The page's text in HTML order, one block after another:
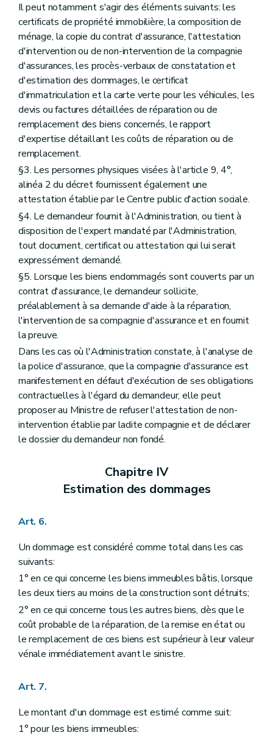
Il peut notamment s'agir des éléments suivants: les
certificats de propriété immobilière, la composition de
ménage, la copie du contrat d'assurance, l'attestation
d'intervention ou de non-intervention de la compagnie
d'assurances, les procès-verbaux de constatation et
d'estimation des dommages, le certificat
d'immatriculation et la carte verte pour les véhicules, les
devis ou factures détaillées de réparation ou de
remplacement des biens concernés, le rapport
d'expertise détaillant les coûts de réparation ou de
remplacement.
§3. Les personnes physiques visées à l'article 9, 4°,
alinéa 2 du décret fournissent également une
attestation établie par le Centre public d'action sociale.
§4. Le demandeur fournit à l'Administration, ou tient à
disposition de l'expert mandaté par l'Administration,
tout document, certificat ou attestation qui lui serait
expressément demandé.
§5. Lorsque les biens endommagés sont couverts par un
contrat d'assurance, le demandeur sollicite,
préalablement à sa demande d'aide à la réparation,
l'intervention de sa compagnie d'assurance et en fournit
la preuve.
Dans les cas où l'Administration constate, à l'analyse de
la police d'assurance, que la compagnie d'assurance est
manifestement en défaut d'exécution de ses obligations
contractuelles à l'égard du demandeur, elle peut
proposer au Ministre de refuser l'attestation de non-
intervention établie par ladite compagnie et de déclarer
le dossier du demandeur non fondé.
Chapitre IV
Estimation des dommages
Art. 6.
Un dommage est considéré comme total dans les cas
suivants:
1° en ce qui concerne les biens immeubles bâtis, lorsque
les deux tiers au moins de la construction sont détruits;
2° en ce qui concerne tous les autres biens, dès que le
coût probable de la réparation, de la remise en état ou
le remplacement de ces biens est supérieur à leur valeur
vénale immédiatement avant le sinistre.
Art. 7.
Le montant d'un dommage est estimé comme suit:
1° pour les biens immeubles: